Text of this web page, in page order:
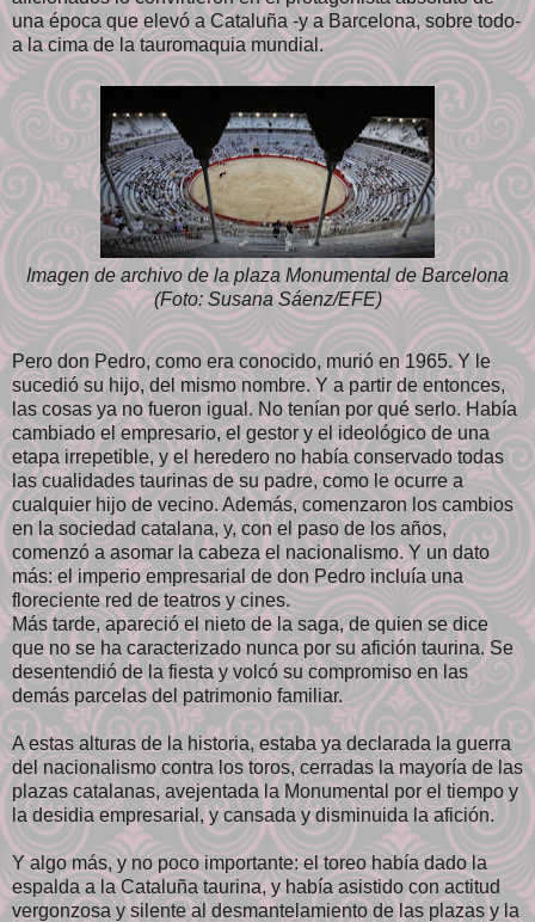
una época que elevó a Cataluña -y a Barcelona, sobre todo-
a la cima de la tauromaquia mundial.
Imagen de archivo de la plaza Monumental de Barcelona
(Foto: Susana Sáenz/EFE)
Pero don Pedro, como era conocido, murió en 1965. Y le
sucedió su hijo, del mismo nombre. Y a partir de entonces,
las cosas ya no fueron igual. No tenían por qué serlo. Había
cambiado el empresario, el gestor y el ideológico de una
etapa irrepetible, y el heredero no había conservado todas
las cualidades taurinas de su padre, como le ocurre a
cualquier hijo de vecino. Además, comenzaron los cambios
en la sociedad catalana, y, con el paso de los años,
comenzó a asomar la cabeza el nacionalismo. Y un dato
más: el imperio empresarial de don Pedro incluía una
floreciente red de teatros y cines.
Más tarde, apareció el nieto de la saga, de quien se dice
que no se ha caracterizado nunca por su afición taurina. Se
desentendió de la fiesta y volcó su compromiso en las
demás parcelas del patrimonio familiar.
A estas alturas de la historia, estaba ya declarada la guerra
del nacionalismo contra los toros, cerradas la mayoría de las
plazas catalanas, avejentada la Monumental por el tiempo y
la desidia empresarial, y cansada y disminuida la afición.
Y algo más, y no poco importante: el toreo había dado la
espalda a la Cataluña taurina, y había asistido con actitud
vergonzosa y silente al desmantelamiento de las plazas y la